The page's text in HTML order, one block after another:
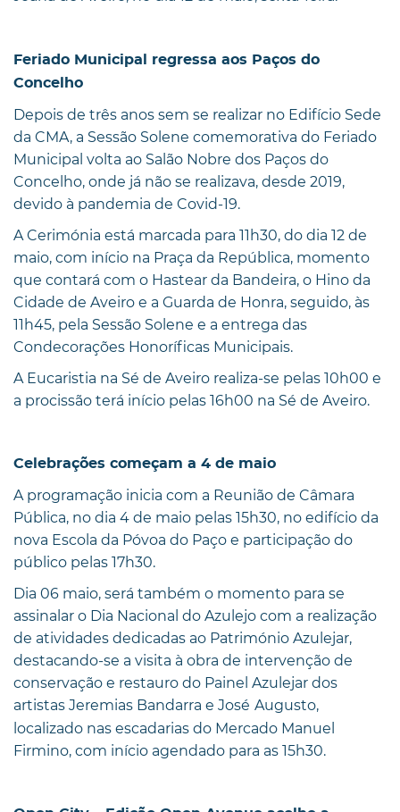
Feriado Municipal regressa aos Paços do
Concelho
Depois de três anos sem se realizar no Edifício Sede
da CMA, a Sessão Solene comemorativa do Feriado
Municipal volta ao Salão Nobre dos Paços do
Concelho, onde já não se realizava, desde 2019,
devido à pandemia de Covid-19.
A Cerimónia está marcada para 11h30, do dia 12 de
maio, com início na Praça da República, momento
que contará com o Hastear da Bandeira, o Hino da
Cidade de Aveiro e a Guarda de Honra, seguido, às
11h45, pela Sessão Solene e a entrega das
Condecorações Honoríficas Municipais.
A Eucaristia na Sé de Aveiro realiza-se pelas 10h00 e
a procissão terá início pelas 16h00 na Sé de Aveiro.
Celebrações começam a 4 de maio
A programação inicia com a Reunião de Câmara
Pública, no dia 4 de maio pelas 15h30, no edifício da
nova Escola da Póvoa do Paço e participação do
público pelas 17h30.
Dia 06 maio, será também o momento para se
assinalar o Dia Nacional do Azulejo com a realização
de atividades dedicadas ao Património Azulejar,
destacando-se a visita à obra de intervenção de
conservação e restauro do Painel Azulejar dos
artistas Jeremias Bandarra e José Augusto,
localizado nas escadarias do Mercado Manuel
Firmino, com início agendado para as 15h30.